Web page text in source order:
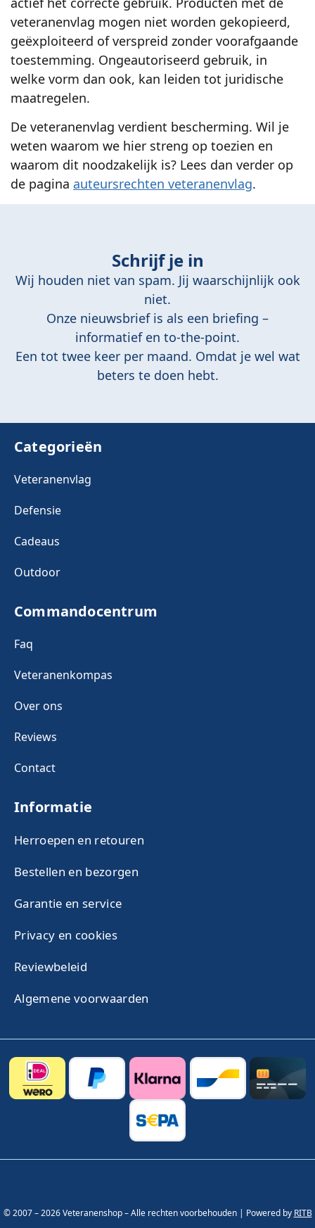
veteranenvlag mogen niet worden gekopieerd,
geëxploiteerd of verspreid zonder voorafgaande
toestemming. Ongeautoriseerd gebruik, in
welke vorm dan ook, kan leiden tot juridische
maatregelen.
De veteranenvlag verdient bescherming. Wil je
weten waarom we hier streng op toezien en
waarom dit noodzakelijk is? Lees dan verder op
de pagina auteursrechten veteranenvlag.
Schrijf je in
Wij houden niet van spam. Jij waarschijnlijk ook
niet.
Onze nieuwsbrief is als een briefing –
informatief en to-the-point.
Een tot twee keer per maand. Omdat je wel wat
beters te doen hebt.
Categorieën
Veteranenvlag
Defensie
Cadeaus
Outdoor
Commandocentrum
Faq
Veteranenkompas
Over ons
Reviews
Contact
Informatie
Herroepen en retouren
Bestellen en bezorgen
Garantie en service
Privacy en cookies
Reviewbeleid
Algemene voorwaarden
© 2007 – 2026 Veteranenshop – Alle rechten voorbehouden | Powered by RITB